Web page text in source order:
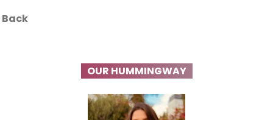
Back
OUR HUMMINGWAY